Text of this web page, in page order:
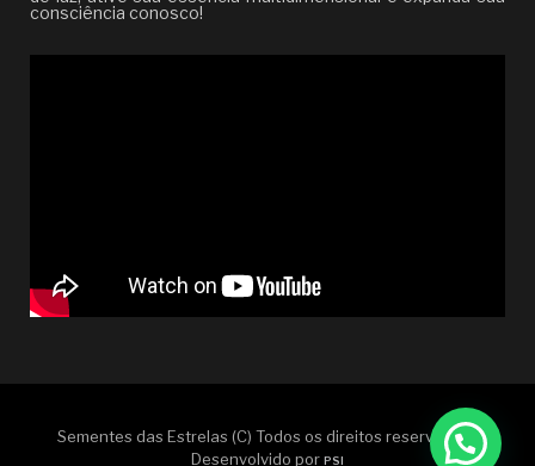
consciência conosco!
Sementes das Estrelas (C) Todos os direitos reservados |
Desenvolvido por PSI